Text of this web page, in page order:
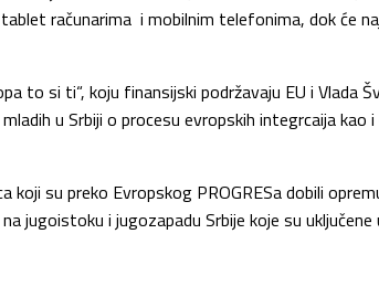
računarima i mobilnim telefonima, dok će
to si ti“, koju finansijski podržavaju EU i Vlada
u Srbiji o procesu evropskih integrcaija
su preko Evropskog PROGRESa dobili
jugoistoku i jugozapadu Srbije koje su